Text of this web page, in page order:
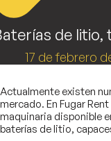
de litio,
17 de febrero
Actualmente existen
mercado. En Fugar
maquinaria disponible
baterías de litio,